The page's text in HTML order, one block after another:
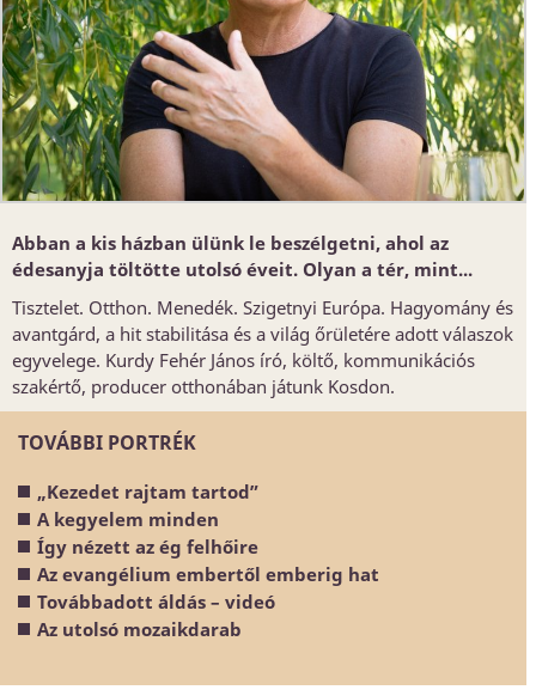
Abban a kis házban ülünk le beszélgetni, ahol az
édesanyja töltötte utolsó éveit. Olyan a tér, mint...
Tisztelet. Otthon. Menedék. Szigetnyi Európa. Hagyomány és
avantgárd, a hit stabilitása és a világ őrületére adott válaszok
egyvelege. Kurdy Fehér János író, költő, kommunikációs
szakértő, producer otthonában játunk Kosdon.
TOVÁBBI PORTRÉK
„Kezedet rajtam tartod”
A kegyelem minden
Így nézett az ég felhőire
Az evangélium embertől emberig hat
Továbbadott áldás – videó
Az utolsó mozaikdarab